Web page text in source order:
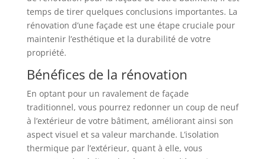
temps de tirer quelques conclusions importantes. La
rénovation d’une façade est une étape cruciale pour
maintenir l’esthétique et la durabilité de votre
propriété.
Bénéfices de la rénovation
En optant pour un ravalement de façade
traditionnel, vous pourrez redonner un coup de neuf
à l’extérieur de votre bâtiment, améliorant ainsi son
aspect visuel et sa valeur marchande. L’isolation
thermique par l’extérieur, quant à elle, vous